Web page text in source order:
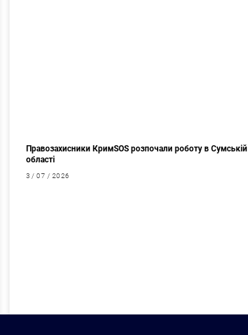
Правозахисники КримSOS розпочали роботу в Сумській
області
3 / 07 / 2026